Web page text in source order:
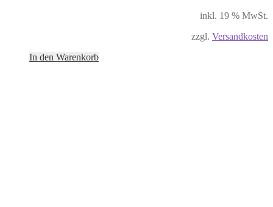
inkl. 19 % MwSt.
zzgl. Versandkosten
In den Warenkorb